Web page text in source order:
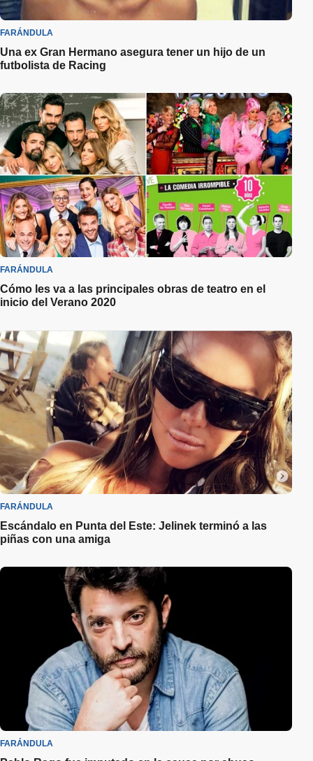
FARÁNDULA
Una ex Gran Hermano asegura tener un hijo de un
futbolista de Racing
FARÁNDULA
Cómo les va a las principales obras de teatro en el
inicio del Verano 2020
FARÁNDULA
Escándalo en Punta del Este: Jelinek terminó a las
piñas con una amiga
FARÁNDULA